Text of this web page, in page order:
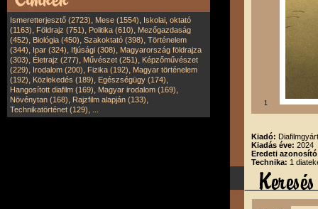
Ismeretterjesztő (2723), Mese (1554), Iskolai, oktató
(1163), Földrajz (751), Politika (610), Mezőgazdaság
(452), Biológia (450), Szakoktató (398), Történelem
(344), Ipar (324), Ifjúsági (308), Magyarország földrajza
(303), Életrajz (277), Művészet (251), Képzőművészet
(229), Irodalom (200), Fizika (192), Magyar történelem
(192), Közlekedés (189), Egészségügy (174),
Hangosított diafilm (169), Magyar irodalom (169),
Növénytan (168), Rajzfilm alapján (133),
Technikatörténet (129),
1
Kiadó:
Kiadás éve: 2024
Eredeti
Technika: 1